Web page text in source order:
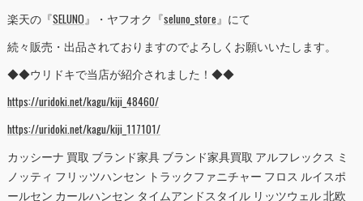
楽天の『SELUNO』・ヤフオク『seluno_store』にて
続々販売・出品されておりますのでよろしくお願いいたします。
◆◆ウリドキで当店が紹介されました！◆◆
https://uridoki.net/kagu/kiji_48460/
https://uridoki.net/kagu/kiji_117101/
カッシーナ 買取 ブランド家具 ブランド家具買取 アルフレックス ミ
ノッティ フリッツハンセン トラックファニチャー フロス ルイスポ
ールセン カールハンセン タイムアンドスタイル リッツウェル 北欧